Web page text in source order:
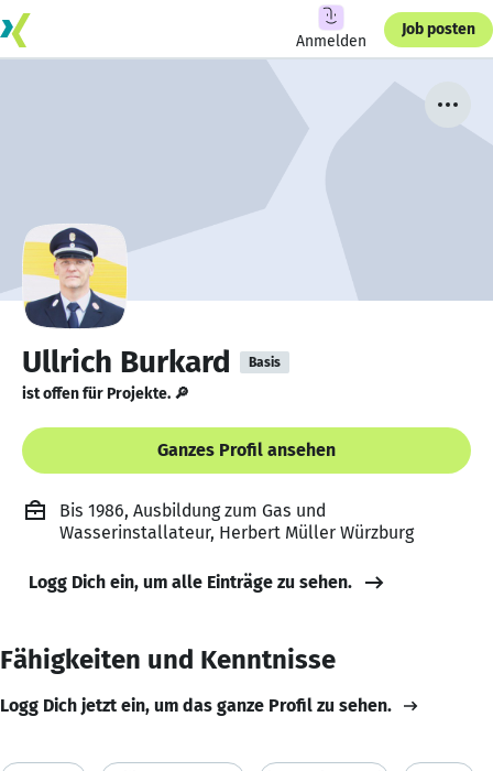
Anmelden
Job posten
Ullrich Burkard Basis
ist offen für Projekte. 🔎
Ganzes Profil ansehen
Bis 1986, Ausbildung zum Gas und
Wasserinstallateur, Herbert Müller Würzburg
Logg Dich ein, um alle Einträge zu sehen.
Fähigkeiten und Kenntnisse
Logg Dich jetzt ein, um das ganze Profil zu sehen.